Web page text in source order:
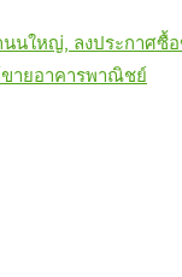
นใหญ่, ลงประกาศซื้
ายอาคารพาณิชย์